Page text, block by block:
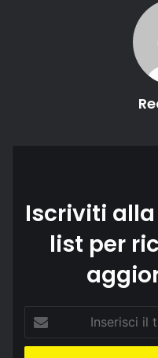
Iscriviti
list per
tuo